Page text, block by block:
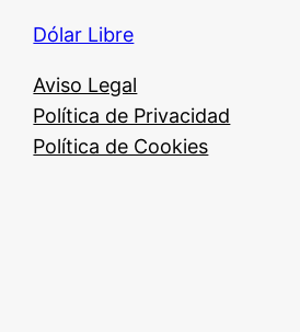
Dólar Libre
Aviso Legal
Política de Privacidad
Política de Cookies